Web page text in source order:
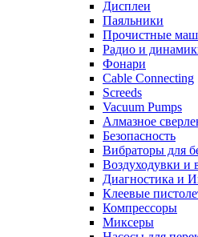
Дисплеи
Паяльники
Прочистные
Радио и
Фонари
Cable Connecting
Screeds
Vacuum Pumps
Алмазное
Безопасность
Вибраторы для
Воздуходувки и
Диагностика и
Клеевые
Компрессоры
Миксеры